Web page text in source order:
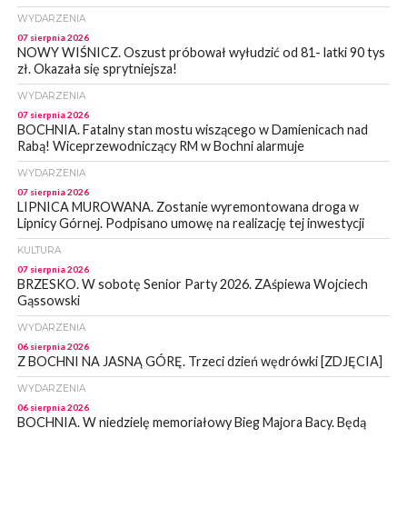
WYDARZENIA
07 sierpnia 2026
NOWY WIŚNICZ. Oszust próbował wyłudzić od 81- latki 90 tys
zł. Okazała się sprytniejsza!
WYDARZENIA
07 sierpnia 2026
BOCHNIA. Fatalny stan mostu wiszącego w Damienicach nad
Rabą! Wiceprzewodniczący RM w Bochni alarmuje
WYDARZENIA
07 sierpnia 2026
LIPNICA MUROWANA. Zostanie wyremontowana droga w
Lipnicy Górnej. Podpisano umowę na realizację tej inwestycji
KULTURA
07 sierpnia 2026
BRZESKO. W sobotę Senior Party 2026. ZAśpiewa Wojciech
Gąssowski
WYDARZENIA
06 sierpnia 2026
Z BOCHNI NA JASNĄ GÓRĘ. Trzeci dzień wędrówki [ZDJĘCIA]
WYDARZENIA
06 sierpnia 2026
BOCHNIA. W niedzielę memoriałowy Bieg Majora Bacy. Będą